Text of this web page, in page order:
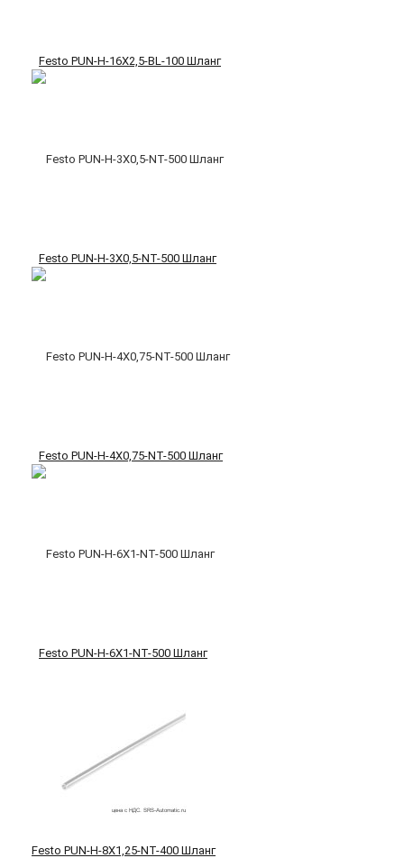
Festo PUN-H-16X2,5-BL-100 Шланг
Festo PUN-H-3X0,5-NT-500 Шланг
Festo PUN-H-4X0,75-NT-500 Шланг
Festo PUN-H-6X1-NT-500 Шланг
Festo PUN-H-8X1,25-NT-400 Шланг